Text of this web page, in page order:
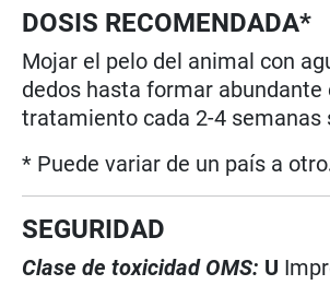
DOSIS RECOMENDADA*
Mojar el pelo del animal con
dedos hasta formar
tratamiento cada 2-4 semanas
* Puede variar de un país a otro
SEGURIDAD
Clase de toxicidad OMS: U